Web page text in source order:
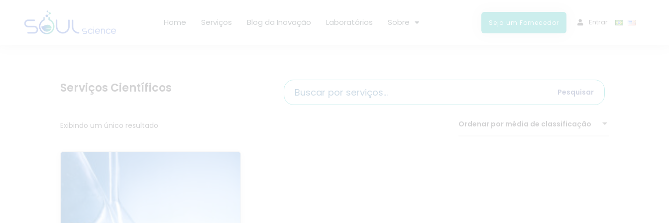
Home Serviços Blog da Inovação Laboratórios Sobre Seja um Fornecedor ﾠEntrar
Serviços Científicos Pesquisar
Exibindo um único resultado Ordenar por média de classificação